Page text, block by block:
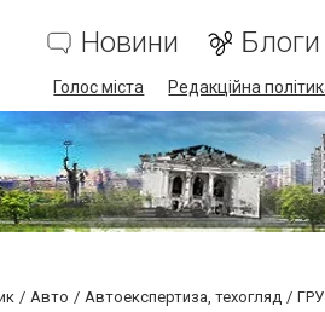
Новини Блоги
Голос міста Редакційна
Авто Автоекспертиза, техогляд